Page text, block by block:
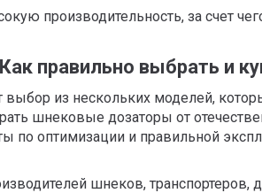
производительность, за счет
Как правильно выбрать и
из нескольких моделей,
шнековые дозаторы от
по оптимизации и правильной
шнеков,